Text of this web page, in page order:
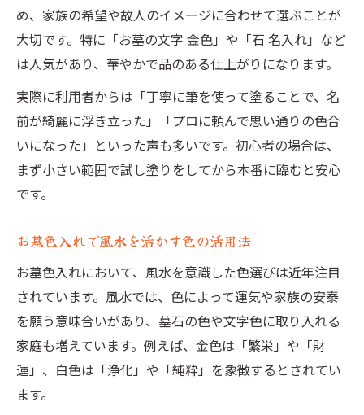
め、家族の希望や故人のイメージに合わせて選ぶことが
大切です。特に「お墓の文字 金色」や「石 名入れ」など
は人気があり、華やかで品のある仕上がりになります。
実際に利用者からは「丁寧に筆を使って塗ることで、名
前が綺麗に浮き立った」「プロに頼んで思い通りの色合
いになった」といった声も多いです。初心者の場合は、
まず小さい範囲で試し塗りをしてから本番に臨むと安心
です。
お墓色入れで風水を活かす色の活用法
お墓色入れにおいて、風水を意識した色選びは近年注目
されています。風水では、色によって運気や家族の安泰
を願う意味合いがあり、墓石の色や文字色に取り入れる
家庭も増えています。例えば、金色は「繁栄」や「財
運」、白色は「浄化」や「純粋」を象徴するとされてい
ます。